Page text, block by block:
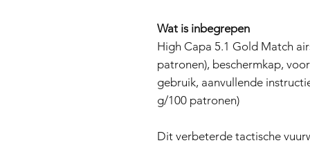
Wat is inbegrepen
High Capa 5.1 Gold Match
patronen), beschermkap,
gebruik, aanvullende
g/100 patronen)
Dit verbeterde tactische